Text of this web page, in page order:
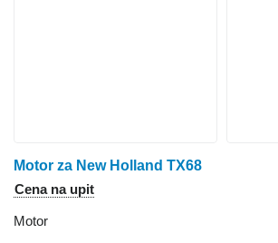
Motor za New Holland TX68
Cena na upit
Motor